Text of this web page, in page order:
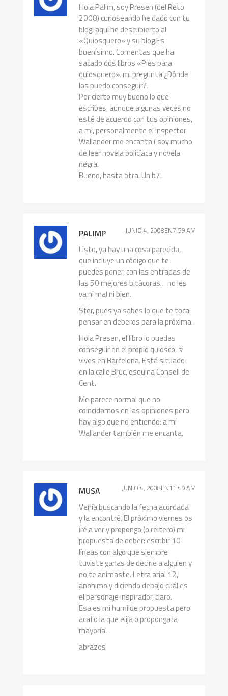
Hola Palim, soy Presen (del Reto
2008) curioseando he dado con tu
blog, aquí he descubierto al
«Quiosquero» y su blog.Es
buenísimo. Comentas que ha
sacado dos libros «Pies para
quiosquero». mi pregunta ¿Dónde
los puedo conseguir?.
Por cierto muy bueno lo que
escribes, aunque algunas veces no
esté de acuerdo con tus opiniones,
a mi, personalmente el inspector
Wallander me encanta ( soy mucho
de leer novela policíaca y novela
negra.
Bueno, hasta otra. Un b7.
PALIMP JUNIO 4, 2008EN7:59 AM
Listo, ya hay una cosa parecida,
que incluye un código que te
puedes poner, con las entradas de
las 50 mejores bitácoras… no les
va ni mal ni bien.
Sfer, pues ya sabes lo que te toca:
pensar en deberes para la próxima.
Hola Presen, el libro lo puedes
conseguir en el propio quiosco, si
vives en Barcelona. Está situado
en la calle Bruc, esquina Consell de
Cent.
Me parece normal que no
coincidamos en las opiniones pero
hay algo que no entiendo: a mí
Wallander también me encanta.
MUSA JUNIO 4, 2008EN11:49 AM
Venía buscando la fecha acordada
y la encontré. El próximo viernes os
iré a ver y propongo (o reitero) mi
propuesta de deber: escribir 10
líneas con algo que siempre
tuviste ganas de decirle a alguien y
no te animaste. Letra arial 12,
anónimo y diciendo debajo cuál es
el personaje inspirador, claro.
Esa es mi humilde propuesta pero
acato la que elija o proponga la
mayoría.
abrazos